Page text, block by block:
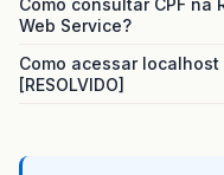
Como consultar CPF na
Web Service?
Como acessar
[RESOLVIDO]